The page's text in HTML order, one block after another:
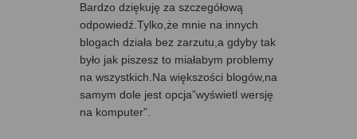
Bardzo dziękuję za szczegółową
odpowiedź.Tylko,że mnie na innych
blogach działa bez zarzutu,a gdyby tak
było jak piszesz to miałabym problemy
na wszystkich.Na większości blogów,na
samym dole jest opcja”wyświetl wersję
na komputer”.